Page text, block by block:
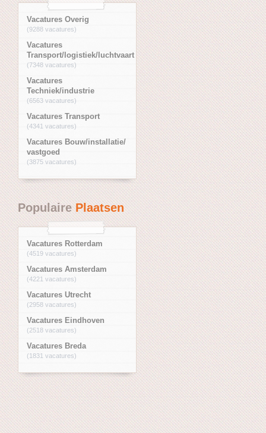
Vacatures Overig
(9288 vacatures)
Vacatures
Transport/logistiek/luchtvaart
(7348 vacatures)
Vacatures
Techniek/industrie
(6563 vacatures)
Vacatures Transport
(4341 vacatures)
Vacatures Bouw/installatie/
vastgoed
(3875 vacatures)
PopulairePlaatsen
Vacatures Rotterdam
(4519 vacatures)
Vacatures Amsterdam
(4221 vacatures)
Vacatures Utrecht
(2958 vacatures)
Vacatures Eindhoven
(2518 vacatures)
Vacatures Breda
(1831 vacatures)